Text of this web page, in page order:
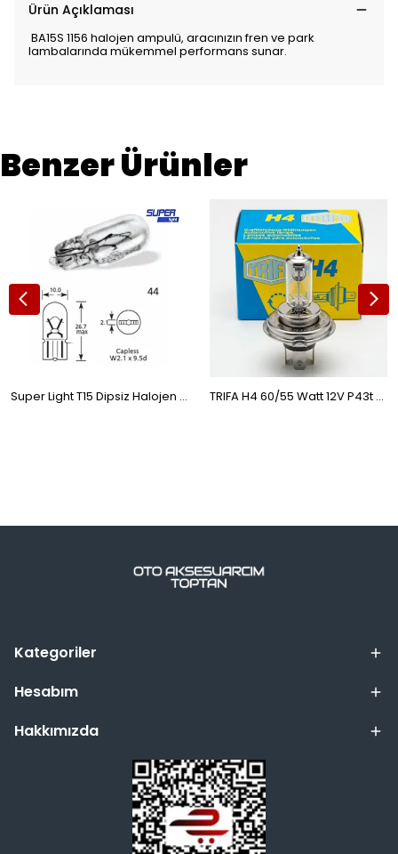
Ürün Açıklaması
BA15S 1156 halojen ampulü, aracınızın fren ve park
lambalarında mükemmel performans sunar.
Benzer Ürünler
Super Light T15 Dipsiz Halojen Park Ampulü 12v 5W 1 Adet TRIFA H4 60/55 Watt 12V P43t Halojen Far Ampulü 1 Adet Sarı 016661
Kategoriler
Hesabım
Hakkımızda